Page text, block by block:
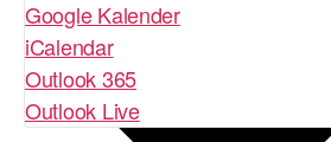
Google Kalender
iCalendar
Outlook 365
Outlook Live